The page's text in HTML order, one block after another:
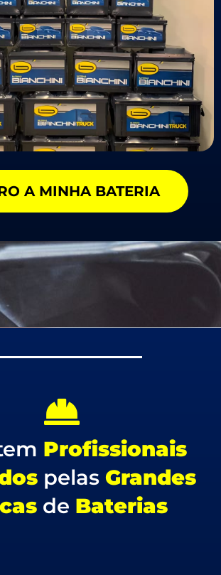
A MINHA BATERIA
Profissionais
pelas Grandes
de Baterias